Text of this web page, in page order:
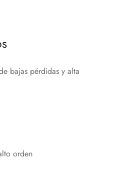
bajas pérdidas y alta
orden